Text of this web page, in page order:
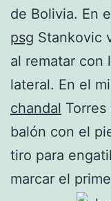
de Bolivia. En
psg Stankovic
al rematar con
lateral. En el
chandal
balón con el
tiro para
marcar el